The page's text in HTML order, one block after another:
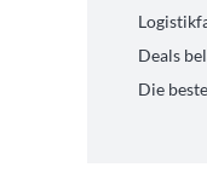
Deals
Die